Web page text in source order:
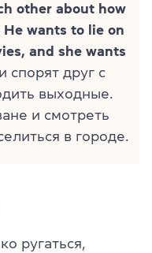
other about how
wants to lie on
and she wants
спорят друг с
выходные.
и смотреть
в городе.
ругаться,